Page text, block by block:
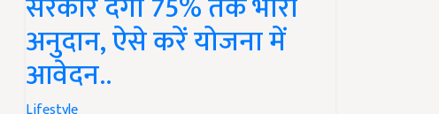
अनुदान, ऐसे करें योजना में
आवेदन..